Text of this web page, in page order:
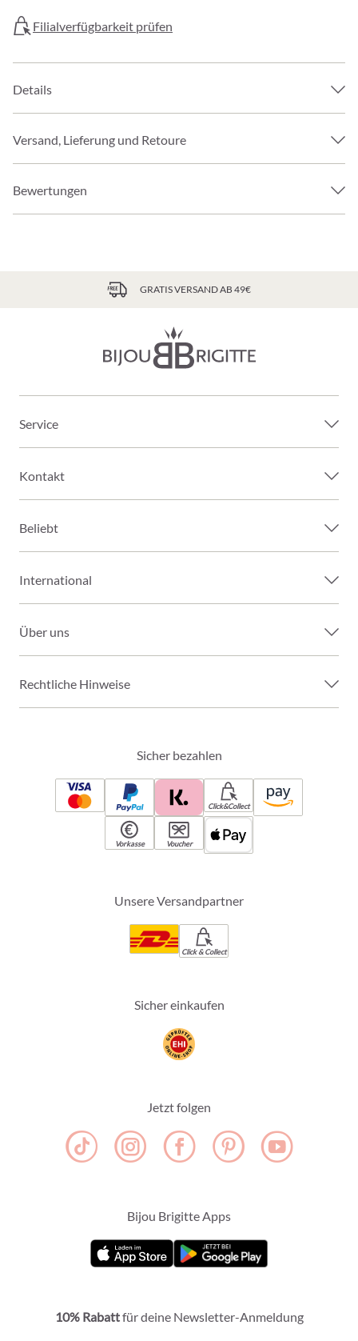
Filialverfügbarkeit prüfen
Details
Versand, Lieferung und Retoure
Bewertungen
GRATIS VERSAND AB 49€
Service
Kontakt
Beliebt
International
Über uns
Rechtliche Hinweise
Sicher bezahlen
Click&Collect
Vorkasse Voucher
Unsere Versandpartner
Click & Collect
Sicher einkaufen
Jetzt folgen
Bijou Brigitte Apps
10% Rabattfür deine Newsletter-Anmeldung